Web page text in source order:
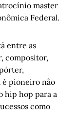
master
Federal.
entre as
compositor,
é pioneiro não
hip hop para a
como